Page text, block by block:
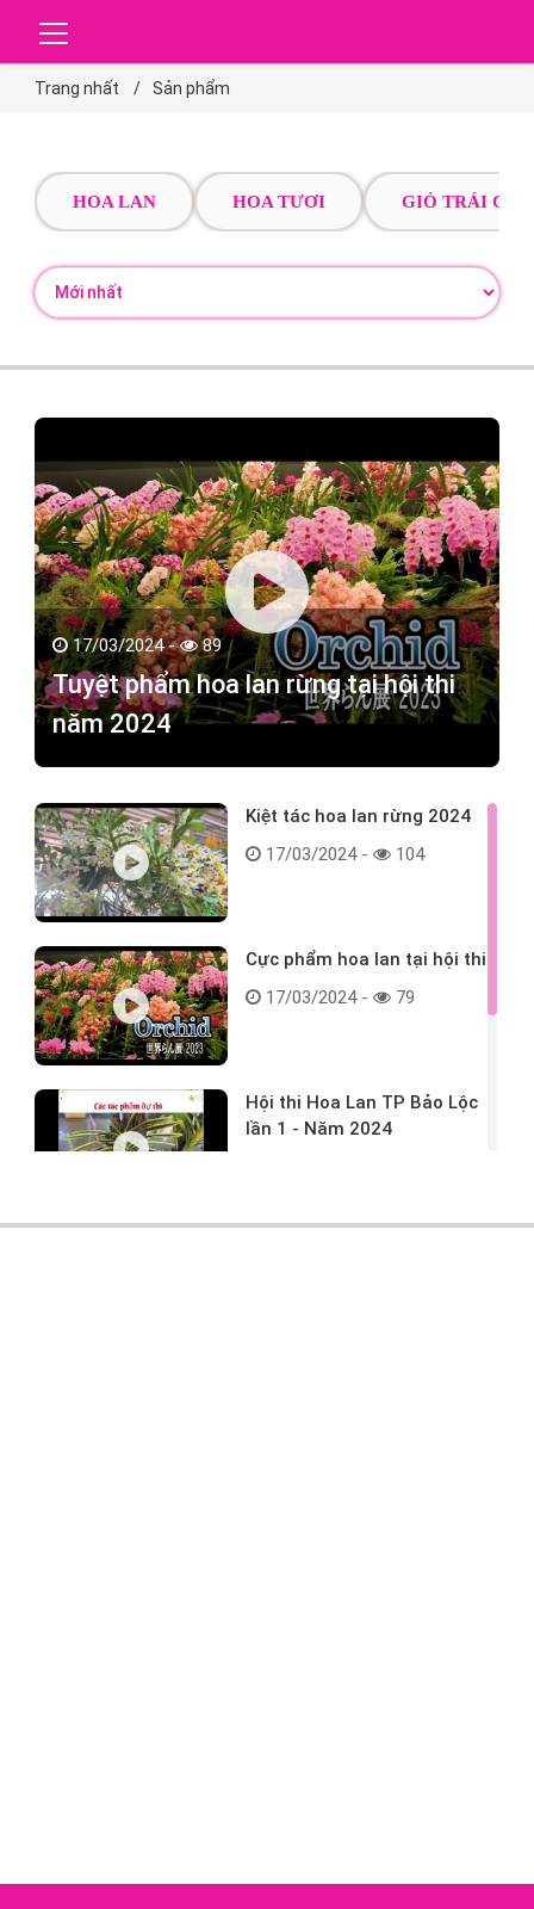
Trang nhất Sản phẩm
HOA LAN HOA TƯƠI GIỎ TRÁI CÂY
17/03/2024 - 89
Tuyệt phẩm hoa lan rừng tại hội thi
năm 2024
Kiệt tác hoa lan rừng 2024
17/03/2024 -
104
Cực phẩm hoa lan tại hội thi
17/03/2024 -
79
Hội thi Hoa Lan TP Bảo Lộc
lần 1 - Năm 2024